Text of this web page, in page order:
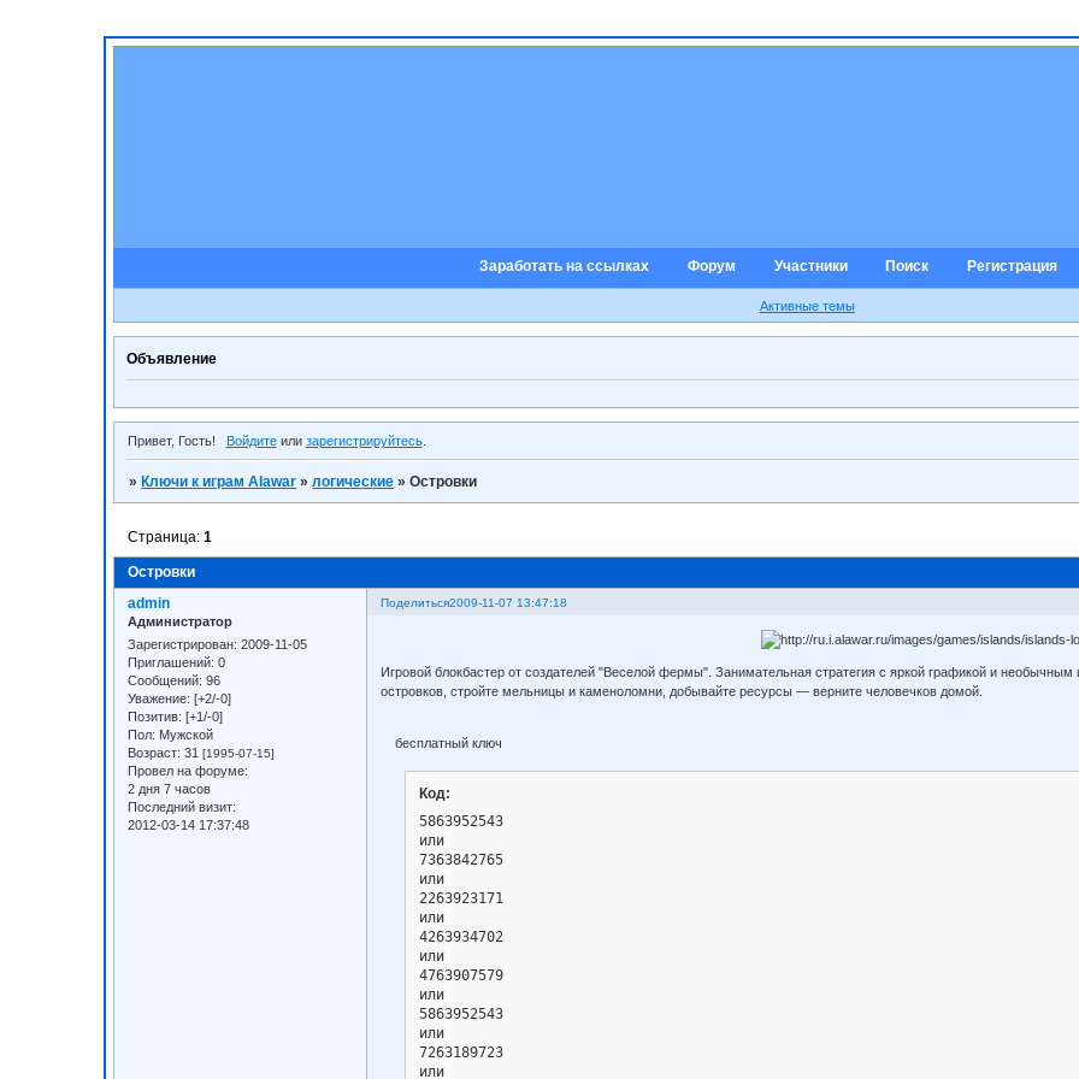
Заработать на ссылках Форум Участники Поиск Регистрация
Активные темы
Объявление
Привет, Гость! Войдитеили зарегистрируйтесь.
»Ключи к играм Alawar »логические »Островки
Островки
Страница:1
Поделиться2009-11-07 13:47:18
admin
Администратор
Зарегистрирован: 2009-11-05
Приглашений: 0
Сообщений: 96
Уважение: [+2/-0]
Позитив: [+1/-0]
Пол: Мужской
Возраст: 31[1995-07-15]
Провел на форуме:
2 дня 7 часов
Последний визит:
2012-03-14 17:37:48
Игровой блокбастер от создателей "Веселой фермы". Занимательная стратегия с яркой графикой и
островков, стройте мельницы и каменоломни, добывайте ресурсы — верните человечков домой.
бесплатный ключ
Код:
5863952543
или
7363842765
или
2263923171
или
4263934702
или
4763907579
или
5863952543
или
7263189723
или